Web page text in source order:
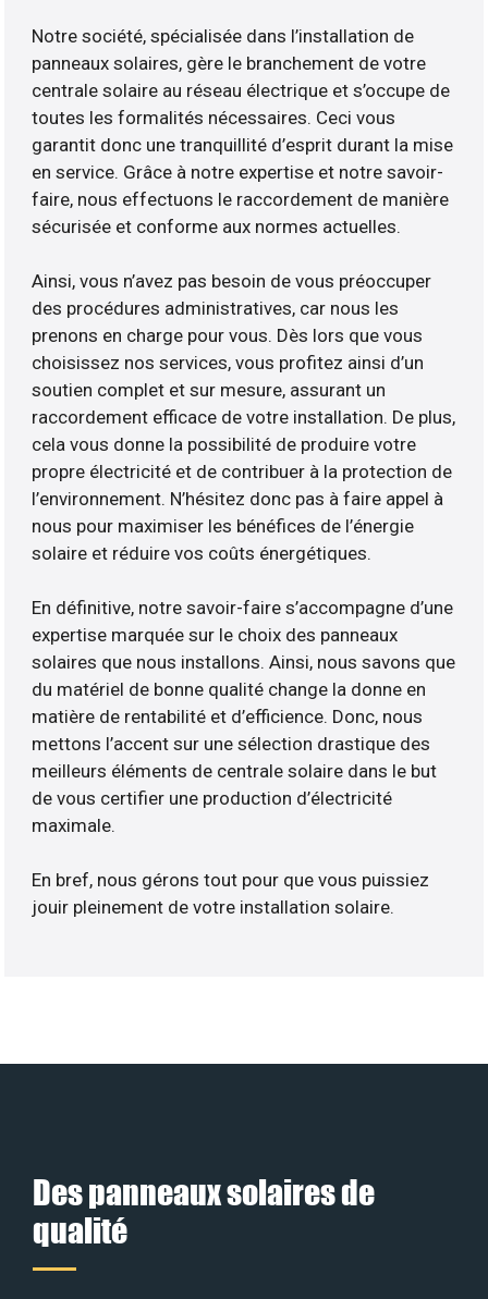
Notre société, spécialisée dans l’installation de
panneaux solaires, gère le branchement de votre
centrale solaire au réseau électrique et s’occupe de
toutes les formalités nécessaires. Ceci vous
garantit donc une tranquillité d’esprit durant la mise
en service. Grâce à notre expertise et notre savoir-
faire, nous effectuons le raccordement de manière
sécurisée et conforme aux normes actuelles.
Ainsi, vous n’avez pas besoin de vous préoccuper
des procédures administratives, car nous les
prenons en charge pour vous. Dès lors que vous
choisissez nos services, vous profitez ainsi d’un
soutien complet et sur mesure, assurant un
raccordement efficace de votre installation. De plus,
cela vous donne la possibilité de produire votre
propre électricité et de contribuer à la protection de
l’environnement. N’hésitez donc pas à faire appel à
nous pour maximiser les bénéfices de l’énergie
solaire et réduire vos coûts énergétiques.
En définitive, notre savoir-faire s’accompagne d’une
expertise marquée sur le choix des panneaux
solaires que nous installons. Ainsi, nous savons que
du matériel de bonne qualité change la donne en
matière de rentabilité et d’efficience. Donc, nous
mettons l’accent sur une sélection drastique des
meilleurs éléments de centrale solaire dans le but
de vous certifier une production d’électricité
maximale.
En bref, nous gérons tout pour que vous puissiez
jouir pleinement de votre installation solaire.
Des panneaux solaires de
qualité